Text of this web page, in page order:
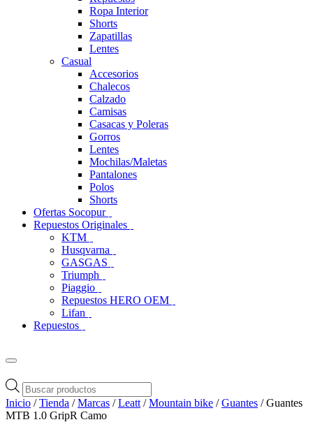
Ropa Interior
Shorts
Zapatillas
Lentes
Casual
Accesorios
Chalecos
Calzado
Camisas
Casacas y Poleras
Gorros
Lentes
Mochilas/Maletas
Pantalones
Polos
Shorts
Ofertas Socopur
Repuestos Originales
KTM
Husqvarna
GASGAS
Triumph
Piaggio
Repuestos HERO OEM
Lifan
Repuestos
Búsqueda
de
productos
Inicio /Tienda /Marcas /Leatt /Mountain bike /Guantes / Guantes
MTB 1.0 GripR Camo